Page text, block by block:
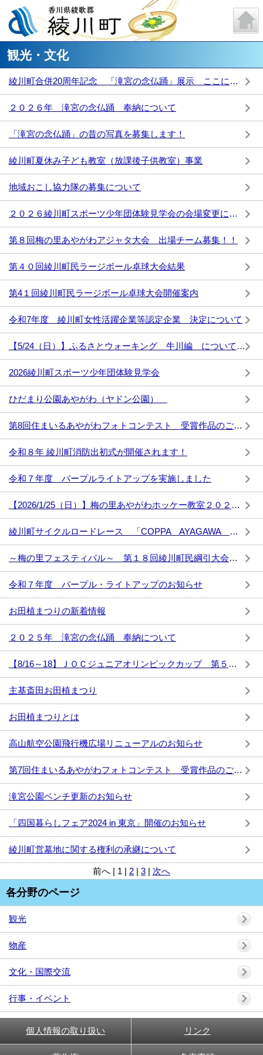
観光・文化
綾川町合併20周年記念 「滝宮の念仏踊」展示 ここに舞い、紡ぐ 開催のお知らせ
２０２６年 滝宮の念仏踊 奉納について
「滝宮の念仏踊」の昔の写真を募集します！
綾川町夏休み子ども教室（放課後子供教室）事業
地域おこし協力隊の募集について
２０２６綾川町スポーツ少年団体験見学会の会場変更について
第８回梅の里あやがわアジャタ大会 出場チーム募集！！
第４０回綾川町民ラージボール卓球大会結果
第4１回綾川町民ラージボール卓球大会開催案内
令和7年度 綾川町女性活躍企業等認定企業 決定について
【5/24（日）】ふるさとウォーキング 牛川編 について（綾川町文化財保護協会）
2026綾川町スポーツ少年団体験見学会
ひだまり公園あやがわ（ヤドン公園）
第8回住まいるあやがわフォトコンテスト 受賞作品のご紹介
令和８年 綾川町消防出初式が開催されます！
令和７年度 パープルライトアップを実施しました
【2026/1/25（日）】梅の里あやがわホッケー教室２０２６を開催します！！！【参加無料、参加賞あり】
綾川町サイクルロードレース 「COPPA AYAGAWA ２０２６」
～梅の里フェスティバル～ 第１８回綾川町民綱引大会～ 開催案内
令和７年度 パープル・ライトアップのお知らせ
お田植まつりの新着情報
２０２５年 滝宮の念仏踊 奉納について
【8/16～18】ＪＯＣジュニアオリンピックカップ 第５５回全日本中学生男子ホッケー選手権大会の開催について
主基斎田お田植まつり
お田植まつりとは
高山航空公園飛行機広場リニューアルのお知らせ
第7回住まいるあやがわフォトコンテスト 受賞作品のご紹介
滝宮公園ベンチ更新のお知らせ
「四国暮らしフェア2024 in 東京」開催のお知らせ
綾川町営墓地に関する権利の承継について
前へ | 1 | 2 | 3 | 次へ
各分野のページ
観光
物産
文化・国際交流
行事・イベント
個人情報の取り扱い リンク